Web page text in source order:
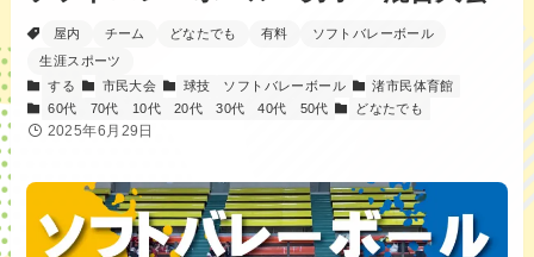
屋内 チーム どなたでも 有料
ソフトバレーボール
生涯スポーツ
する
市民大会 球技 ソフトバレーボール
渚市民体育館
60代
70代 10代 20代 30代 40代 50代 どなたでも
2025年6月29日